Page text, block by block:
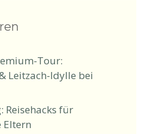
Tour:
Leitzach-Idylle bei
Reisehacks für
Eltern